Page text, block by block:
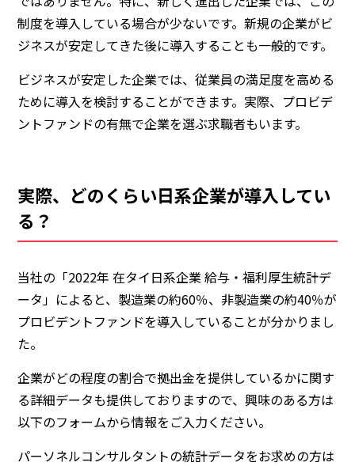
制度を導入している場合が少ないです。新規の企業がビ
ジネスが安定してきた後に導入することも一般的です。
ビジネスが安定した企業では、従業員の満足度を高める
ために導入を検討することができます。実際、プロビデ
ントファンドの有無で企業を選ぶ求職者もいます。
実際、どのくらい日系企業が導入してい
る？
当社の「2022年 在タイ日系企業 給与・福利厚生統計デ
ータ」によると、 製造業の約60％、非製造業の約40％が
プロビデントファンドを導入していることが分かりまし
た。
企業がどの程度の割合で拠出金を提供しているかに関す
る詳細データも提供しておりますので、興味のある方は
以下のフォームから情報をご入力ください。
パーソネルコンサルタントの統計データをお求めの方は